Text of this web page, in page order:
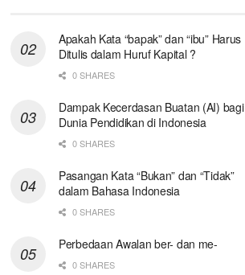
Apakah Kata “bapak” dan “ibu” Harus
Ditulis dalam Huruf Kapital ?
0 SHARES
Dampak Kecerdasan Buatan (AI) bagi
Dunia Pendidikan di Indonesia
0 SHARES
Pasangan Kata “Bukan” dan “Tidak”
dalam Bahasa Indonesia
0 SHARES
Perbedaan Awalan ber- dan me-
0 SHARES